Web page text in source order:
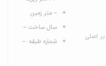
۲۳متر تجاری عرض ۳ بر اصلی
-- متر زمین
سال ساخت --
شماره طبقه: --